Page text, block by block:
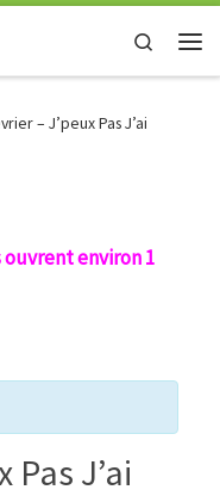
Search
– J’peux Pas J’ai
ouvrent environ 1
Pas J’ai